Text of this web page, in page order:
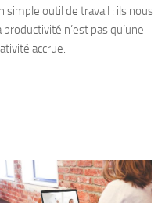
simple outil de travail : ils nous
n’est pas qu’une
accrue.